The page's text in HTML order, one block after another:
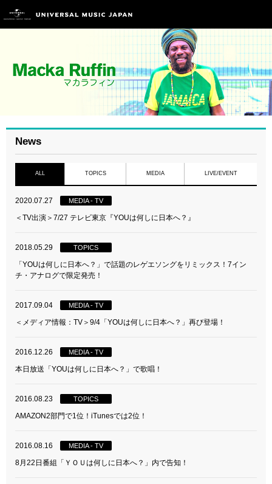
News
ALL TOPICS MEDIA LIVE/EVENT
2020.07.27 MEDIA - TV
＜TV出演＞7/27 テレビ東京『YOUは何しに日本へ？』
2018.05.29 TOPICS
「YOUは何しに日本へ？」で話題のレゲエソングをリミックス！7イン
チ・アナログで限定発売！
2017.09.04 MEDIA - TV
＜メディア情報：TV＞9/4「YOUは何しに日本へ？」再び登場！
2016.12.26 MEDIA - TV
本日放送「YOUは何しに日本へ？」で歌唱！
2016.08.23 TOPICS
AMAZON2部門で1位！iTunesでは2位！
2016.08.16 MEDIA - TV
8月22日番組「ＹＯＵは何しに日本へ？」内で告知！